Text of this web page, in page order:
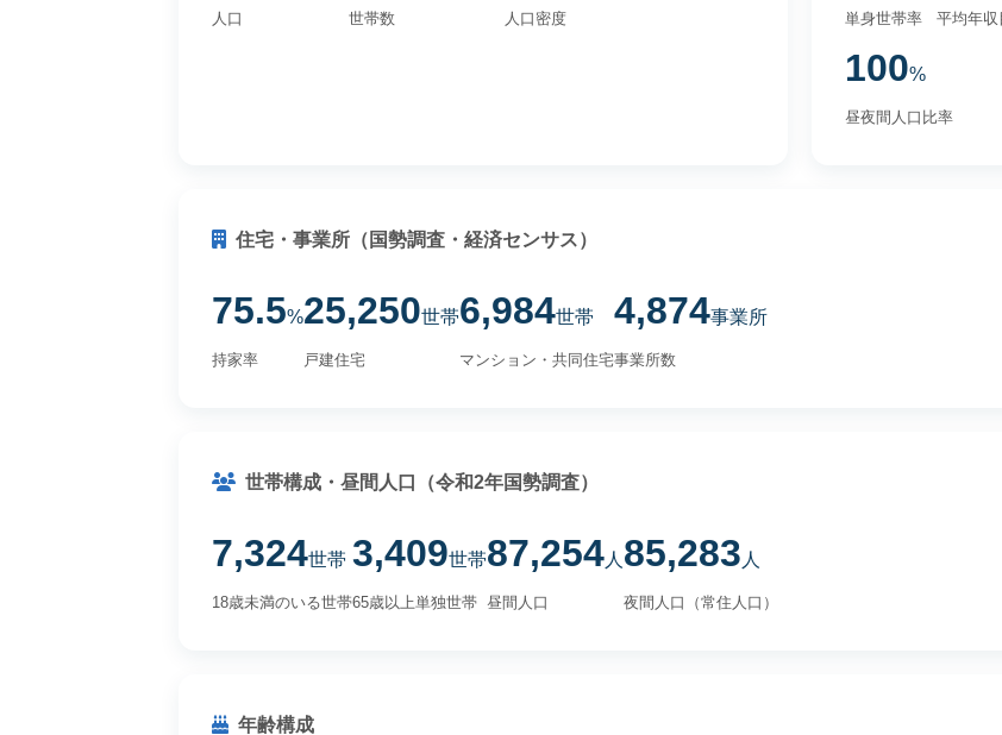
人口 世帯数 人口密度 単身世帯率 平均年収
100%
昼夜間人口比率
住宅・事業所（国勢調査・経済センサス）
75.5%
持家率
25,250世帯
戸建住宅
6,984世帯
マンション・共同住宅
4,874事業所
事業所数
世帯構成・昼間人口（令和2年国勢調査）
7,324世帯
18歳未満のいる世帯
3,409世帯
65歳以上単独世帯
87,254人
昼間人口
85,283 人
夜間人口（常住人口）
年齢構成